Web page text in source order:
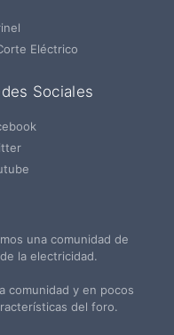
Eléctrico
Sociales
una comunidad de
la electricidad.
comunidad y en pocos
del foro.